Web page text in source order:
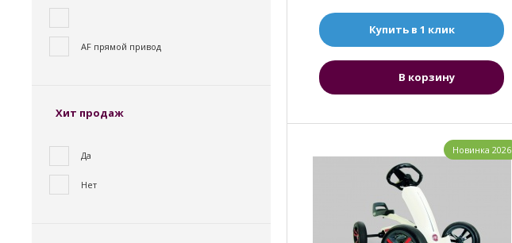
AF прямой привод
Хит продаж
Да
Нет
Купить в 1 клик
В корзину
Новинка 2026